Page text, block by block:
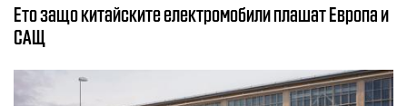
Ето защо китайските електромобили плашат Европа и
САЩ